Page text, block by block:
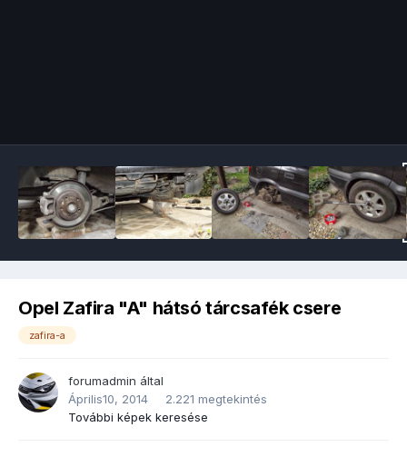
Opel Zafira "A" hátsó tárcsafék csere
zafira-a
forumadmin által
Április10, 2014
2.221 megtekintés
További képek keresése